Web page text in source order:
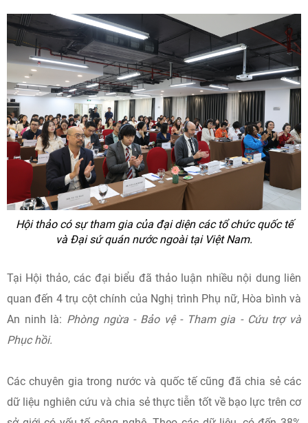
Hội thảo có sự tham gia của đại diện các tổ chức quốc tế
và Đại sứ quán nước ngoài tại Việt Nam.
Tại Hội thảo, các đại biểu đã thảo luận nhiều nội dung liên
quan đến 4 trụ cột chính của Nghị trình Phụ nữ, Hòa bình và
An ninh là: Phòng ngừa - Bảo vệ - Tham gia - Cứu trợ và
Phục hồi.
Các chuyên gia trong nước và quốc tế cũng đã chia sẻ các
dữ liệu nghiên cứu và chia sẻ thực tiễn tốt về bạo lực trên cơ